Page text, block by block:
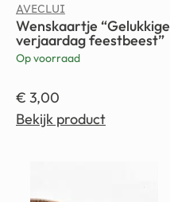
AVECLUI
Wenskaartje “Gelukkige
verjaardag feestbeest”
Op voorraad
€ 3,00
Bekijk product